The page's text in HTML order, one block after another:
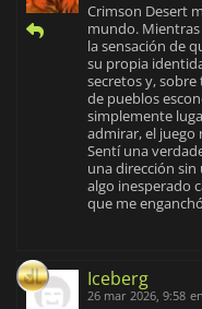
Crimson Desert
mundo.
la sensación de
su propia
secretos y,
de pueblos
simplemente
admirar, el juego
Sentí una
una dirección
algo inesperado
que me
Iceberg
26 mar 2026, 9:58 en